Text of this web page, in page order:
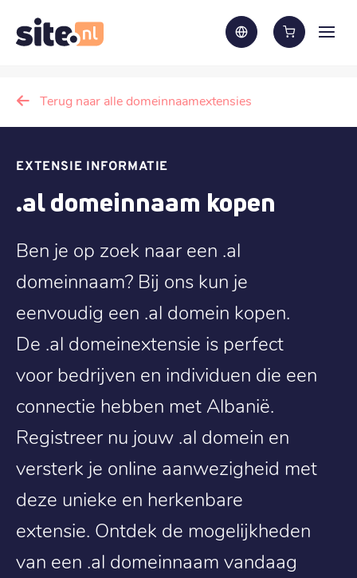
Terug naar alle domeinnaamextensies
EXTENSIE INFORMATIE
.al domeinnaam kopen
Ben je op zoek naar een .al
domeinnaam? Bij ons kun je
eenvoudig een .al domein kopen.
De .al domeinextensie is perfect
voor bedrijven en individuen die een
connectie hebben met Albanië.
Registreer nu jouw .al domein en
versterk je online aanwezigheid met
deze unieke en herkenbare
extensie. Ontdek de mogelijkheden
van een .al domeinnaam vandaag